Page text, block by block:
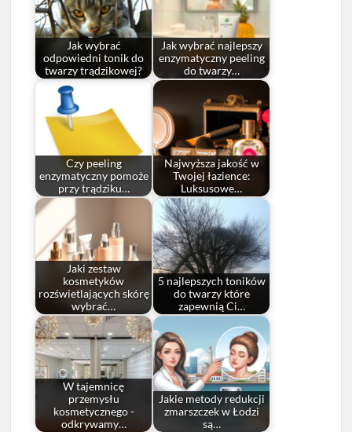
Jak wybrać
odpowiedni tonik do
twarzy trądzikowej?
Jak wybrać najlepszy
enzymatyczny peeling
do twarzy…
Czy peeling
enzymatyczny pomoże
przy trądziku…
Najwyższa jakość w
Twojej łazience:
Luksusowe…
Jaki zestaw
kosmetyków
rozświetlających skórę
wybrać…
5 najlepszych toników
do twarzy które
zapewnią Ci…
W tajemnicę
przemysłu
kosmetycznego -
odkrywamy…
Jakie metody redukcji
zmarszczek w Łodzi
są…